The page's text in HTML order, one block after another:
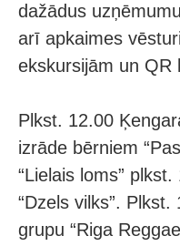
dažādus
arī apkaimes
ekskursijām un QR
Plkst. 12.00
izrāde bērniem
“Lielais loms”
“Dzels vilks”.
grupu “Riga